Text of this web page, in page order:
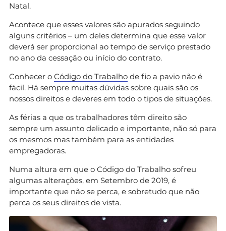
Natal.
Acontece que esses valores são apurados seguindo
alguns critérios – um deles determina que esse valor
deverá ser proporcional ao tempo de serviço prestado
no ano da cessação ou início do contrato.
Conhecer o Código do Trabalho de fio a pavio não é
fácil. Há sempre muitas dúvidas sobre quais são os
nossos direitos e deveres em todo o tipos de situações.
As férias a que os trabalhadores têm direito são
sempre um assunto delicado e importante, não só para
os mesmos mas também para as entidades
empregadoras.
Numa altura em que o Código do Trabalho sofreu
algumas alterações, em Setembro de 2019, é
importante que não se perca, e sobretudo que não
perca os seus direitos de vista.